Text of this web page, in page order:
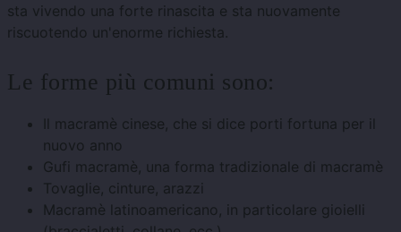
sta vivendo una forte rinascita e sta nuovamente
riscuotendo un'enorme richiesta.
Le forme più comuni sono:
Il macramè cinese, che si dice porti fortuna per il
nuovo anno
Gufi macramè, una forma tradizionale di macramè
Tovaglie, cinture, arazzi
Macramè latinoamericano, in particolare gioielli